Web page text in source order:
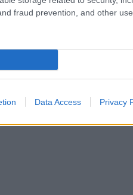
fraud prevention, and other
Data Access Privacy
Tour seriálu
každou zimu.